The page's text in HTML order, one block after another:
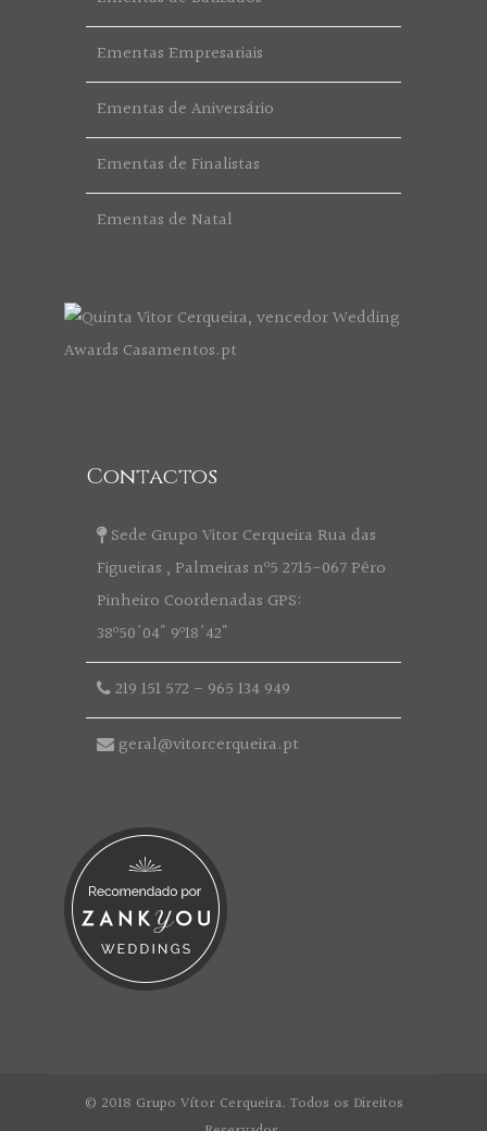
Ementas Empresariais
Ementas de Aniversário
Ementas de Finalistas
Ementas de Natal
Contactos
Sede Grupo Vitor Cerqueira Rua das
Figueiras , Palmeiras nº5 2715-067 Pêro
Pinheiro Coordenadas GPS:
38º50'04" 9º18'42"
219 151 572 - 965 134 949
geral@vitorcerqueira.pt
© 2018 Grupo Vítor Cerqueira. Todos os Direitos